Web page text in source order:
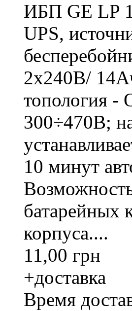
ИБП GE LP
UPS,
2х240В/
топология -
300÷470В;
10 минут
батарейных
корпуса....
11,00 грн
+доставка
Время